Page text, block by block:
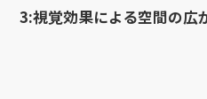
3:視覚効果による空間の広